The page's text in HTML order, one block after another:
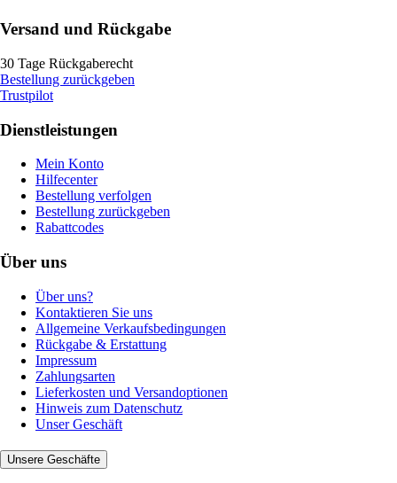
Versand und Rückgabe
30 Tage Rückgaberecht
Bestellung zurückgeben
Trustpilot
Dienstleistungen
Mein Konto
Hilfecenter
Bestellung verfolgen
Bestellung zurückgeben
Rabattcodes
Über uns
Über uns?
Kontaktieren Sie uns
Allgemeine Verkaufsbedingungen
Rückgabe & Erstattung
Impressum
Zahlungsarten
Lieferkosten und Versandoptionen
Hinweis zum Datenschutz
Unser Geschäft
Unsere Geschäfte